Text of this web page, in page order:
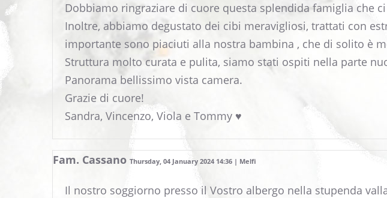
Dobbiamo ringraziare di cuore questa splendida famiglia che
Inoltre, abbiamo degustato dei cibi meravigliosi, trattati con
importante sono piaciuti alla nostra bambina , che di solito è
Struttura molto curata e pulita, siamo stati ospiti nella parte
Panorama bellissimo vista camera.
Grazie di cuore!
Sandra, Vincenzo, Viola e Tommy ♥️
Fam. Cassano Thursday, 04 January 2024 14:36 | Melfi
Il nostro soggiorno presso il Vostro albergo nella stupenda